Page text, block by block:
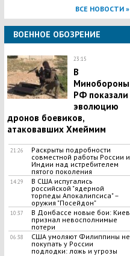
ВСЕ НОВОСТИ »
ВОЕННОЕ ОБОЗРЕНИЕ
23:15
В
Минобороны
РФ показали
эволюцию
дронов боевиков,
атаковавших Хмеймим
21:26
Раскрыты подробности
совместной работы России и
Индии над истребителем
пятого поколения
14:29
В США испугались
российской "ядерной
торпеды Апокалипсиса" –
оружия "Посейдон"
10:37
В Донбассе новые бои: Киев
признал невосполнимые
потери
06:38
США умоляют Филиппины не
покупать у России
подлодки: ложь и угрозы